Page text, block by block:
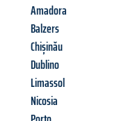
Amadora
Balzers
Chișinău
Dublino
Limassol
Nicosia